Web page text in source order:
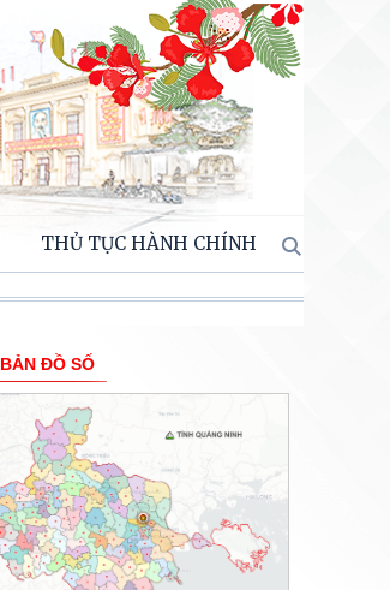
THỦ TỤC HÀNH CHÍNH
BẢN ĐỒ SỐ